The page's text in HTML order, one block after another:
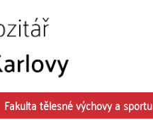
Fakulta tělesné výchovy a sportu